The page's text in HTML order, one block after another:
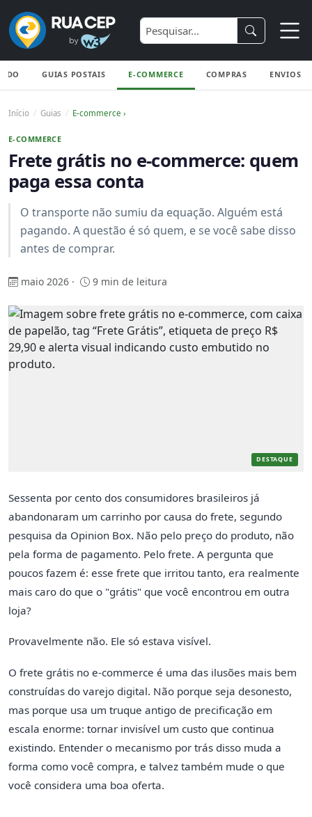
GUIAS POSTAIS E-COMMERCE COMPRAS ENVIOS E
Início Guias E-commerce ›
E-COMMERCE
Frete grátis no e-commerce: quem
paga essa conta
O transporte não sumiu da equação. Alguém está
pagando. A questão é só quem, e se você sabe disso
antes de comprar.
maio 2026 · 9 min de leitura
DESTAQUE
Sessenta por cento dos consumidores brasileiros já
abandonaram um carrinho por causa do frete, segundo
pesquisa da Opinion Box. Não pelo preço do produto, não
pela forma de pagamento. Pelo frete. A pergunta que
poucos fazem é: esse frete que irritou tanto, era realmente
mais caro do que o "grátis" que você encontrou em outra
loja?
Provavelmente não. Ele só estava visível.
O frete grátis no e-commerce é uma das ilusões mais bem
construídas do varejo digital. Não porque seja desonesto,
mas porque usa um truque antigo de precificação em
escala enorme: tornar invisível um custo que continua
existindo. Entender o mecanismo por trás disso muda a
forma como você compra, e talvez também mude o que
você considera uma boa oferta.